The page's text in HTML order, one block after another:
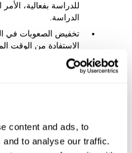
content and ads, to
to analyse our traffic.
للدراسة بفعالية،
الدراسة.
تخفيض الصعوبات في
الاستفادة من الوقت
الممكن أن نخفّض
الأكاديمية واختيار
تعزيز التطوّر
دراستنا، إضافة إلى
الثقة بنفسنا، والقلق
يمكن أن يكون له